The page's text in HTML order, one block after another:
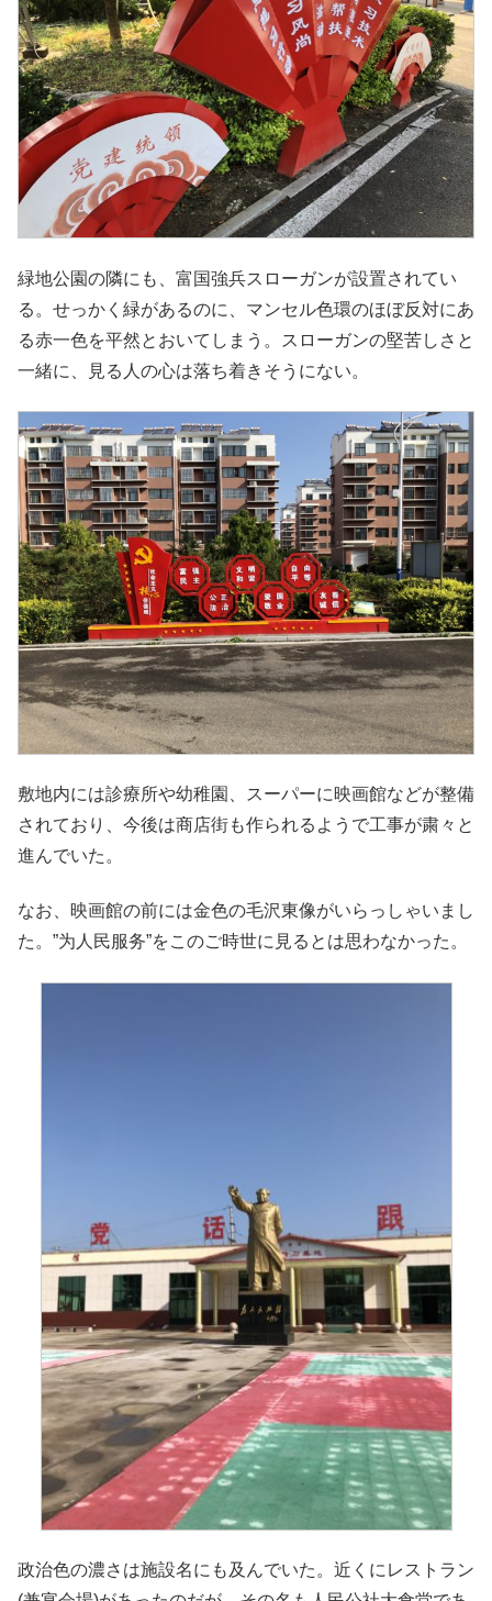
緑地公園の隣にも、富国強兵スローガンが設置されてい
る。せっかく緑があるのに、マンセル色環のほぼ反対にあ
る赤一色を平然とおいてしまう。スローガンの堅苦しさと
一緒に、見る人の心は落ち着きそうにない。
敷地内には診療所や幼稚園、スーパーに映画館などが整備
されており、今後は商店街も作られるようで工事が粛々と
進んでいた。
なお、映画館の前には金色の毛沢東像がいらっしゃいまし
た。”为人民服务”をこのご時世に見るとは思わなかった。
政治色の濃さは施設名にも及んでいた。近くにレストラン